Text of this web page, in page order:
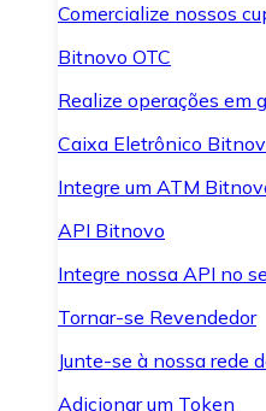
Comercialize nossos
Bitnovo OTC
Realize operações em
Caixa Eletrônico
Integre um ATM
API Bitnovo
Integre nossa API no
Tornar-se Revendedor
Junte-se à nossa rede
Adicionar um Token